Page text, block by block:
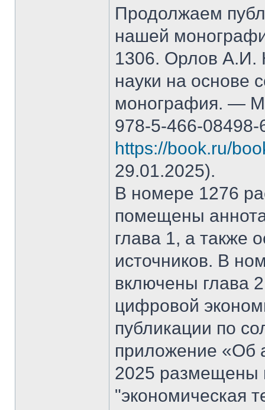
Продолжаем
нашей
1306. Орлов А.И.
науки на основе
монография. —
978-5-466-
https://book.ru/
29.01.2025).
В номере 1276
помещены
глава 1, а также
источников. В
включены глава
цифровой
публикации по
приложение «Об
2025 размещены
"экономическая